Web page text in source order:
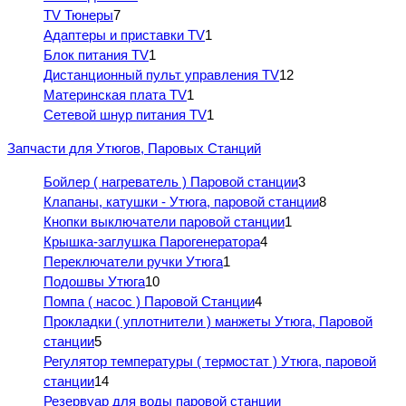
TV Тюнеры7
Адаптеры и приставки TV1
Блок питания TV1
Дистанционный пульт управления TV12
Материнская плата TV1
Сетевой шнур питания TV1
Запчасти для Утюгов, Паровых Станций
Бойлер ( нагреватель ) Паровой станции3
Клапаны, катушки - Утюга, паровой станции8
Кнопки выключатели паровой станции1
Крышка-заглушка Парогенератора4
Переключатели ручки Утюга1
Подошвы Утюга10
Помпа ( насос ) Паровой Станции4
Прокладки ( уплотнители ) манжеты Утюга, Паровой
станции5
Регулятор температуры ( термостат ) Утюга, паровой
станции14
Резервуар для воды паровой станции